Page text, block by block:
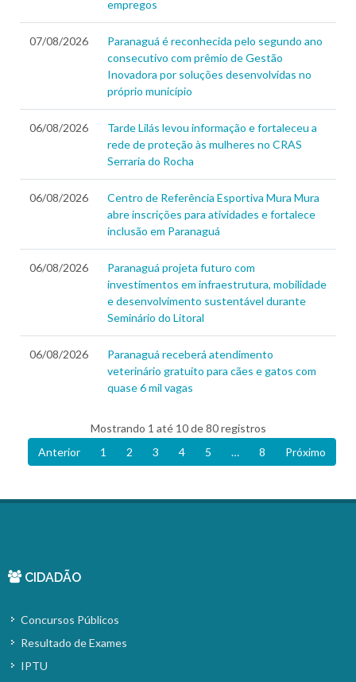
empregos
07/08/2026
Paranaguá é reconhecida pelo segundo ano
consecutivo com prêmio de Gestão
Inovadora por soluções desenvolvidas no
próprio município
06/08/2026
Tarde Lilás levou informação e fortaleceu a
rede de proteção às mulheres no CRAS
Serraria do Rocha
06/08/2026
Centro de Referência Esportiva Mura Mura
abre inscrições para atividades e fortalece
inclusão em Paranaguá
06/08/2026
Paranaguá projeta futuro com
investimentos em infraestrutura, mobilidade
e desenvolvimento sustentável durante
Seminário do Litoral
06/08/2026
Paranaguá receberá atendimento
veterinário gratuito para cães e gatos com
quase 6 mil vagas
Mostrando 1 até 10 de 80 registros
Anterior
1 2 3 4 5 … 8 Próximo
CIDADÃO
Concursos Públicos
Resultado de Exames
IPTU